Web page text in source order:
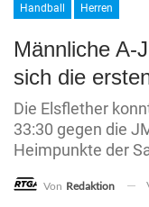
Handball Herren
Männliche A-
sich die
Die Elsflether
33:30 gegen die
Heimpunkte der
Von Redaktion